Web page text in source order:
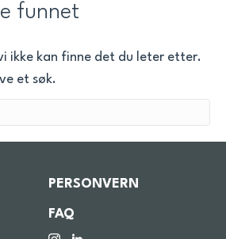
funnet
ikke kan finne det du leter etter.
et søk.
PERSONVERN
FAQ